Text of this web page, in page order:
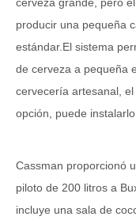
producir una pequeña
estándar.El sistema
de cerveza a pequeña
cervecería artesanal,
opción, puede
Cassman proporcionó
piloto de 200 litros a
incluye una sala de